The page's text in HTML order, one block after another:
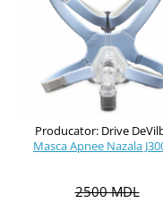
Producator: Drive
Masca Apnee Nazala
2500 MDL